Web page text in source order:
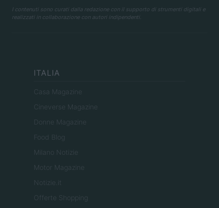
I contenuti sono curati dalla redazione con il supporto di strumenti digitali e
realizzati in collaborazione con autori indipendenti.
ITALIA
Casa Magazine
Cineverse Magazine
Donne Magazine
Food Blog
Milano Notizie
Motor Magazine
Notizie.it
Offerte Shopping